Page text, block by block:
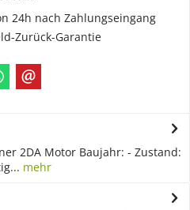
24h nach Zahlungseingang
Zurück-Garantie
2DA Motor Baujahr: - Zustand:
mehr